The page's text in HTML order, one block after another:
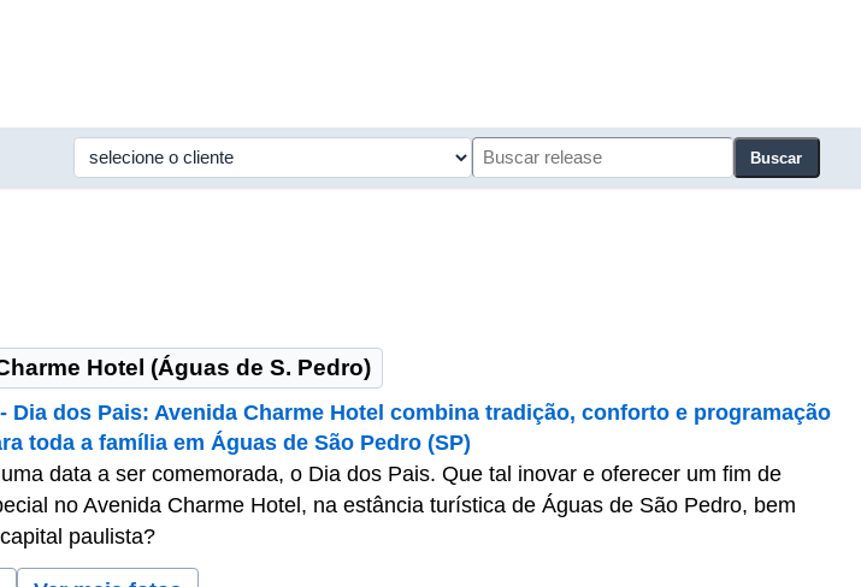
Buscar
Hotel (Águas de S. Pedro)
- Dia dos Pais: Avenida Charme Hotel combina tradição, conforto e programação
toda a família em Águas de São Pedro (SP)
data a ser comemorada, o Dia dos Pais. Que tal inovar e oferecer um fim de
no Avenida Charme Hotel, na estância turística de Águas de São Pedro, bem
paulista?